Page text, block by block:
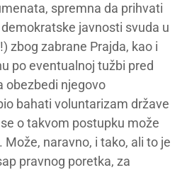
spremna da prihvati
javnosti svuda u
zbog zabrane Prajda, kao i
po eventualnoj tužbi pred
obezbedi njegovo
bahati voluntarizam države
o takvom postupku može
naravno, i tako, ali to je
pravnog poretka, za